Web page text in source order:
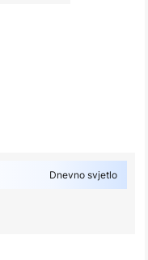
Dnevno svjetlo